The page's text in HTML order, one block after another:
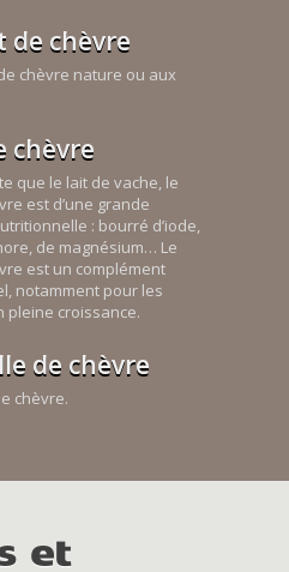
de chèvre
chèvre nature ou aux
chèvre
que le lait de vache, le
est d’une grande
: bourré d’iode,
de magnésium… Le
est un complément
notamment pour les
pleine croissance.
de chèvre
chèvre.
et